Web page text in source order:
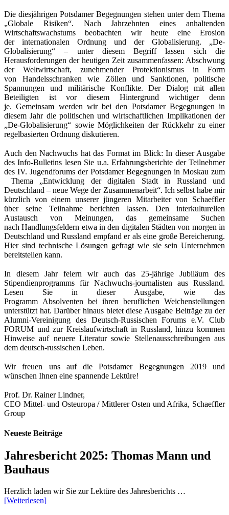
Die diesjährigen Potsdamer Begegnungen stehen unter dem Thema
„Globale Risiken“. Nach Jahrzehnten eines anhaltenden
Wirtschaftswachstums beobachten wir heute eine Erosion
der internationalen Ordnung und der Globalisierung. „De-
Globalisierung“ – unter diesem Begriff lassen sich die
Herausforderungen der heutigen Zeit zusammenfassen: Abschwung
der Weltwirtschaft, zunehmender Protektionismus in Form
von Handelsschranken wie Zöllen und Sanktionen, politische
Spannungen und militärische Konflikte. Der Dialog mit allen
Beteiligten ist vor diesem Hintergrund wichtiger denn
je. Gemeinsam werden wir bei den Potsdamer Begegnungen in
diesem Jahr die politischen und wirtschaftlichen Implikationen der
„De-Globalisierung“ sowie Möglichkeiten der Rückkehr zu einer
regelbasierten Ordnung diskutieren.
Auch den Nachwuchs hat das Format im Blick: In dieser Ausgabe
des Info-Bulletins lesen Sie u.a. Erfahrungsberichte der Teilnehmer
des IV. Jugendforums der Potsdamer Begegnungen in Moskau zum
Thema „Entwicklung der digitalen Stadt in Russland und
Deutschland – neue Wege der Zusammenarbeit“. Ich selbst habe mir
kürzlich von einem unserer jüngeren Mitarbeiter von Schaeffler
über seine Teilnahme berichten lassen. Den interkulturellen
Austausch von Meinungen, das gemeinsame Suchen
nach Handlungsfeldern etwa in den digitalen Städten von morgen in
Deutschland und Russland empfand er als eine große Bereicherung.
Hier sind technische Lösungen gefragt wie sie sein Unternehmen
bereitstellen kann.
In diesem Jahr feiern wir auch das 25-jährige Jubiläum des
Stipendienprogramms für Nachwuchs-journalisten aus Russland.
Lesen Sie in dieser Ausgabe, wie das
Programm Absolventen bei ihren beruflichen Weichenstellungen
unterstützt hat. Darüber hinaus bietet diese Ausgabe Beiträge zu der
Alumni-Vereinigung des Deutsch-Russischen Forums e.V. Club
FORUM und zur Kreislaufwirtschaft in Russland, hinzu kommen
Hinweise auf neuere Literatur sowie Stellenausschreibungen aus
dem deutsch-russischen Leben.
Wir freuen uns auf die Potsdamer Begegnungen 2019 und
wünschen Ihnen eine spannende Lektüre!
Prof. Dr. Rainer Lindner,
CEO Mittel- und Osteuropa / Mittlerer Osten und Afrika, Schaeffler
Group
Neueste Beiträge
Jahresbericht 2025: Thomas Mann und
Bauhaus
Herzlich laden wir Sie zur Lektüre des Jahresberichts …
[Weiterlesen]